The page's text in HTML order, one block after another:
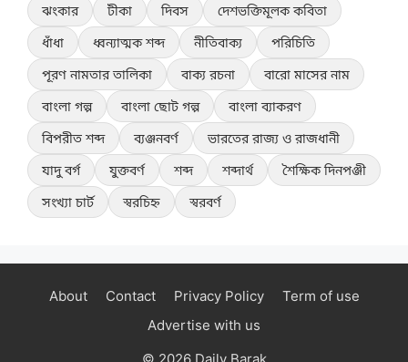
ঝংকার
টীকা দিবস
দেশভক্তিমূলক কবিতা
ধাঁধা
ধ্বন্যাত্মক শব্দ নীতিবাক্য
পরিচিতি
পূরণ নামতার তালিকা
বাক্য রচনা
বারো মাসের নাম
বাংলা গল্প
বাংলা ছোট গল্প
বাংলা ব্যাকরণ
বিপরীত শব্দ
ব্যঞ্জনবর্ণ
ভারতের রাজ্য ও রাজধানী
যাদু বর্গ
যুক্তবর্ণ শব্দ শব্দার্থ
শৈক্ষিক দিনপঞ্জী
সংখ্যা চার্ট
স্বরচিহ্ন স্বরবর্ণ
About Contact Privacy Policy
Term of use
Advertise with us